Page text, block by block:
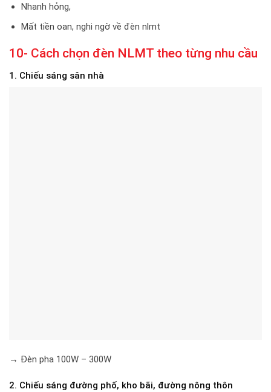
Nhanh hỏng,
Mất tiền oan, nghi ngờ về đèn nlmt
10- Cách chọn đèn NLMT theo từng nhu cầu
1. Chiếu sáng sân nhà
→ Đèn pha 100W – 300W
2. Chiếu sáng đường phố, kho bãi, đường nông thôn